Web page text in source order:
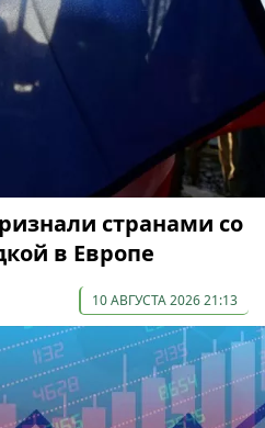
странами со
в Европе
10 АВГУСТА 2026 21:13